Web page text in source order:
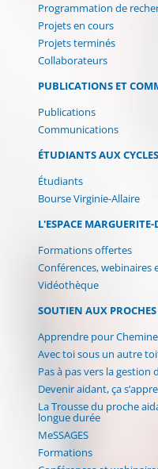
Programmation de
Projets en cours
Projets terminés
Collaborateurs
PUBLICATIONS ET
Publications
Communications
ÉTUDIANTS AUX
Étudiants
Bourse Virginie-Allaire
L'ESPACE
Formations offertes
Conférences,
Vidéothèque
SOUTIEN AUX
Apprendre pour
Avec toi sous un autre
Pas à pas vers la gestion
Devenir aidant, ça
La Trousse du proche
longue durée
MeSSAGES
Formations